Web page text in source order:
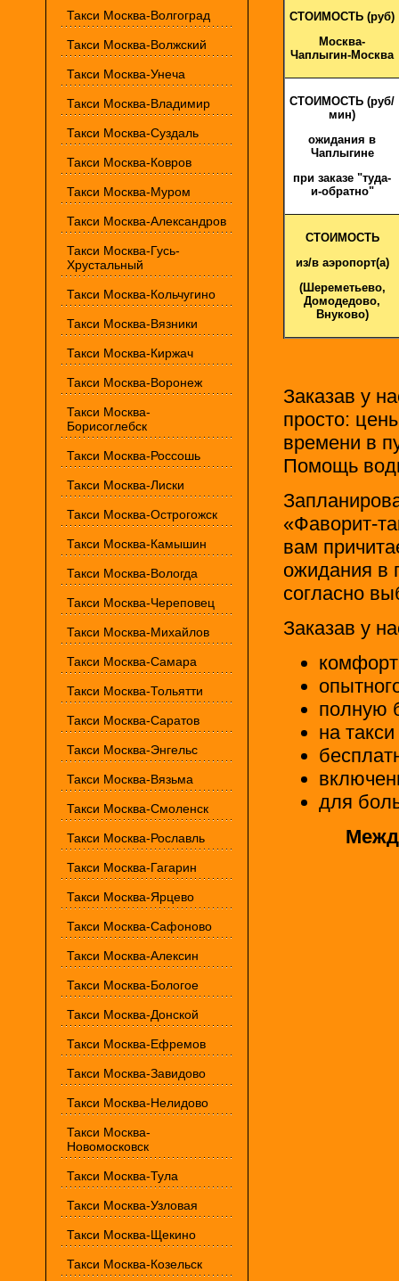
Такси Москва-Волгоград
Такси Москва-Волжский
Такси Москва-Унеча
Такси Москва-Владимир
Такси Москва-Суздаль
Такси Москва-Ковров
Такси Москва-Муром
Такси Москва-Александров
Такси Москва-Гусь-
Хрустальный
Такси Москва-Кольчугино
Такси Москва-Вязники
Такси Москва-Киржач
Такси Москва-Воронеж
Такси Москва-
Борисоглебск
Такси Москва-Россошь
Такси Москва-Лиски
Такси Москва-Острогожск
Такси Москва-Камышин
Такси Москва-Вологда
Такси Москва-Череповец
Такси Москва-Михайлов
Такси Москва-Самара
Такси Москва-Тольятти
Такси Москва-Саратов
Такси Москва-Энгельс
Такси Москва-Вязьма
Такси Москва-Смоленск
Такси Москва-Рославль
Такси Москва-Гагарин
Такси Москва-Ярцево
Такси Москва-Сафоново
Такси Москва-Алексин
Такси Москва-Бологое
Такси Москва-Донской
Такси Москва-Ефремов
Такси Москва-Завидово
Такси Москва-Нелидово
Такси Москва-
Новомосковск
Такси Москва-Тула
Такси Москва-Узловая
Такси Москва-Щекино
Такси Москва-Козельск
СТОИМОСТЬ (руб)
Москва-
Чаплыгин-Москва
СТОИМОСТЬ (руб/
мин)
ожидания в
Чаплыгине
при заказе "туда-
и-обратно"
СТОИМОСТЬ
из/в аэропорт(а)
(Шереметьево,
Домодедово,
Внуково)
Заказав у
просто:
времени в
Помощь
«Фаворит-
вам
ожидания в
согласно
Заказав у
полную
на
для